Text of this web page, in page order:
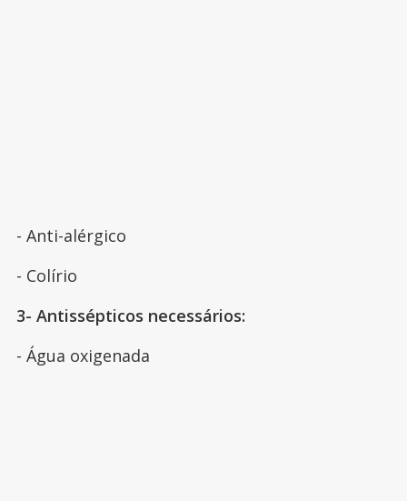
- Anti-alérgico
- Colírio
3- Antissépticos necessários:
- Água oxigenada